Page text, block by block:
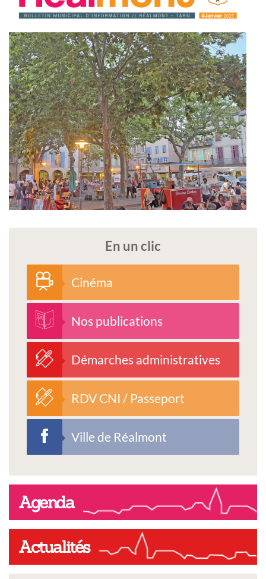
En un clic
Cinéma
Nos publications
Démarches administratives
RDV CNI / Passeport
Ville de Réalmont
Agenda
Actualités